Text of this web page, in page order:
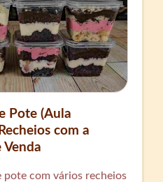
Pote (Aula
com a
Venda
pote com vários recheios